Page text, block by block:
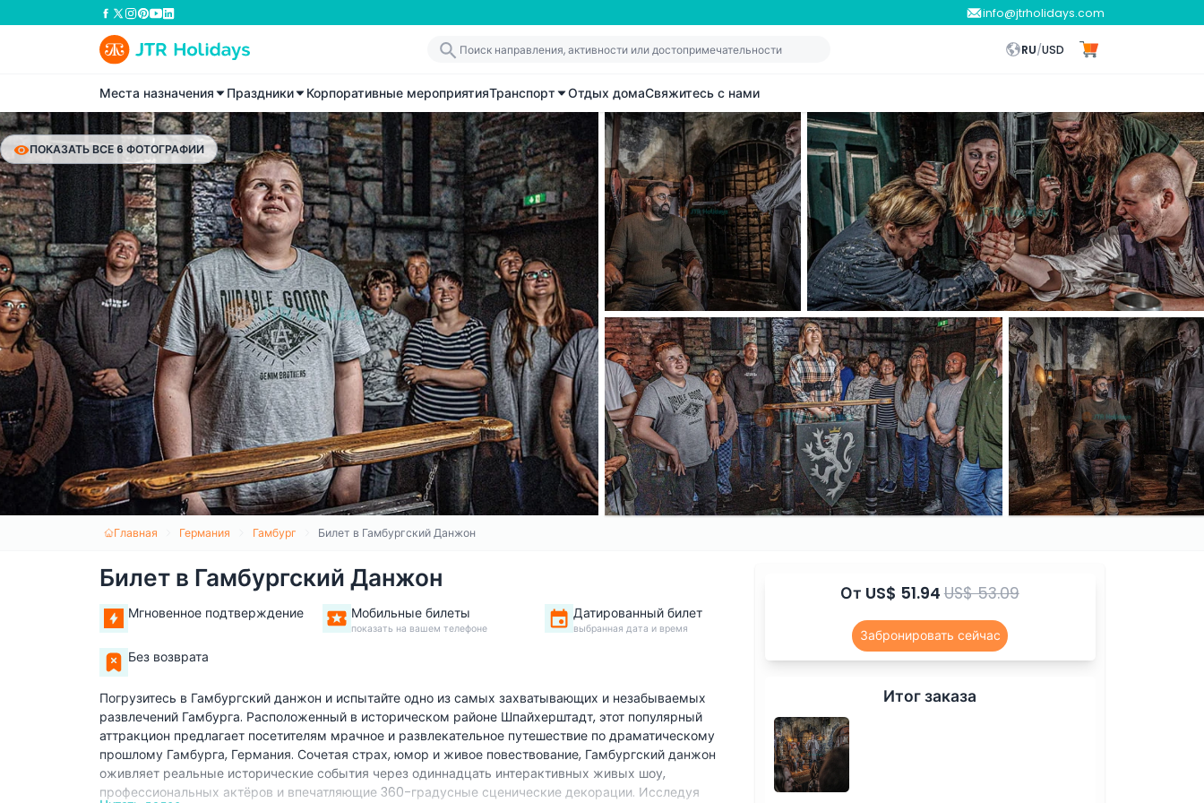
info@jtrholidays.com
RU/USD
Места назначения Праздники Корпоративные мероприятияТранспорт Отдых домаСвяжитесь с нами
ПОКАЗАТЬ ВСЕ 6 ФОТОГРАФИИ
Главная Германия Гамбург Билет в Гамбургский Данжон
Билет в Гамбургский Данжон
Мгновенное подтверждение Мобильные билеты
показать на вашем телефоне
Датированный билет
выбранная дата и время
Без возврата
Погрузитесь в Гамбургский данжон и испытайте одно из самых захватывающих и незабываемых
развлечений Гамбурга. Расположенный в историческом районе Шпайхерштадт, этот популярный
аттракцион предлагает посетителям мрачное и развлекательное путешествие по драматическому
прошлому Гамбурга, Германия. Сочетая страх, юмор и живое повествование, Гамбургский данжон
оживляет реальные исторические события через одиннадцать интерактивных живых шоу,
профессиональных актёров и впечатляющие 360-градусные сценические декорации. Исследуя
От US$ 51.94US$ 53.09
Забронировать сейчас
Итог заказа